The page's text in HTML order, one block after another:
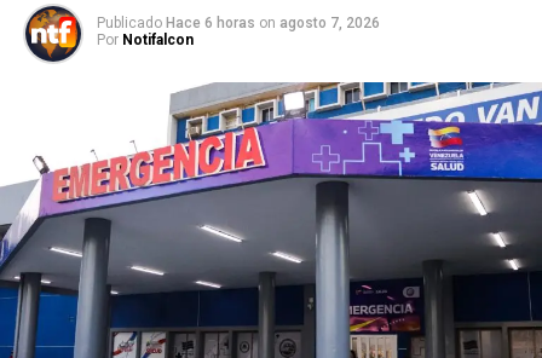
Publicado Hace 6 horas on agosto 7, 2026
Por Notifalcon